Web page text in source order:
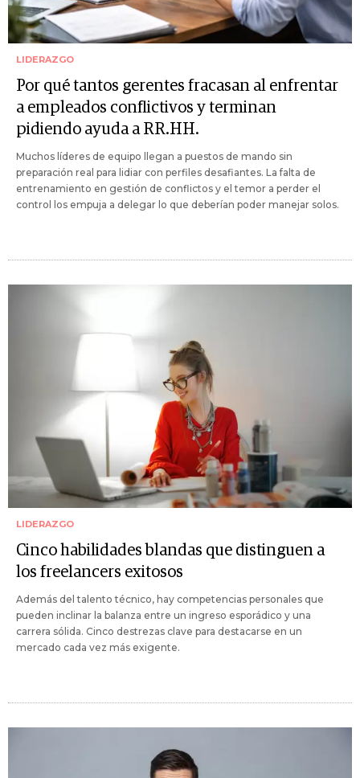
LIDERAZGO
Por qué tantos gerentes fracasan al enfrentar
a empleados conflictivos y terminan
pidiendo ayuda a RR.HH.
Muchos líderes de equipo llegan a puestos de mando sin
preparación real para lidiar con perfiles desafiantes. La falta de
entrenamiento en gestión de conflictos y el temor a perder el
control los empuja a delegar lo que deberían poder manejar solos.
LIDERAZGO
Cinco habilidades blandas que distinguen a
los freelancers exitosos
Además del talento técnico, hay competencias personales que
pueden inclinar la balanza entre un ingreso esporádico y una
carrera sólida. Cinco destrezas clave para destacarse en un
mercado cada vez más exigente.